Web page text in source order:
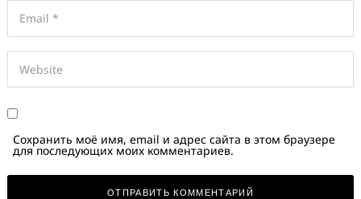
Сохранить моё имя, email и адрес сайта в этом браузере
для последующих моих комментариев.